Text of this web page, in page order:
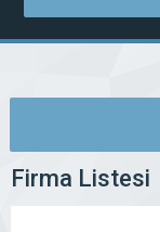
Firma Listesi